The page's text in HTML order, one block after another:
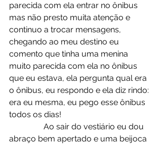
parecida com ela entrar no ônibus
mas não presto muita atenção e
continuo a trocar mensagens,
chegando ao meu destino eu
comento que tinha uma menina
muito parecida com ela no ônibus
que eu estava, ela pergunta qual era
o ônibus, eu respondo e ela diz rindo:
era eu mesma, eu pego esse ônibus
todos os dias!
abraço bem apertado e uma beijoca